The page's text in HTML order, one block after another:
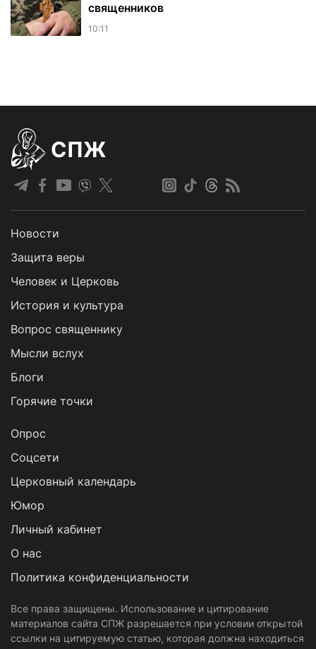
священников
10:11
СПЖ
Новости
Защита веры
Человек и Церковь
История и культура
Вопрос священнику
Мысли вслух
Блоги
Горячие точки
Опрос
Cоцсети
Церковный календарь
Юмор
Личный кабинет
О нас
Политика конфиденциальности
Все права защищены. Использование и цитирование
материалов сайта СПЖ разрешается при условии открытой
ссылки на цитируемую статью, которая должна находиться